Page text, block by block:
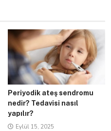
Periyodik ateş sendromu
nedir? Tedavisi nasıl
yapılır?
Eylül 15, 2025